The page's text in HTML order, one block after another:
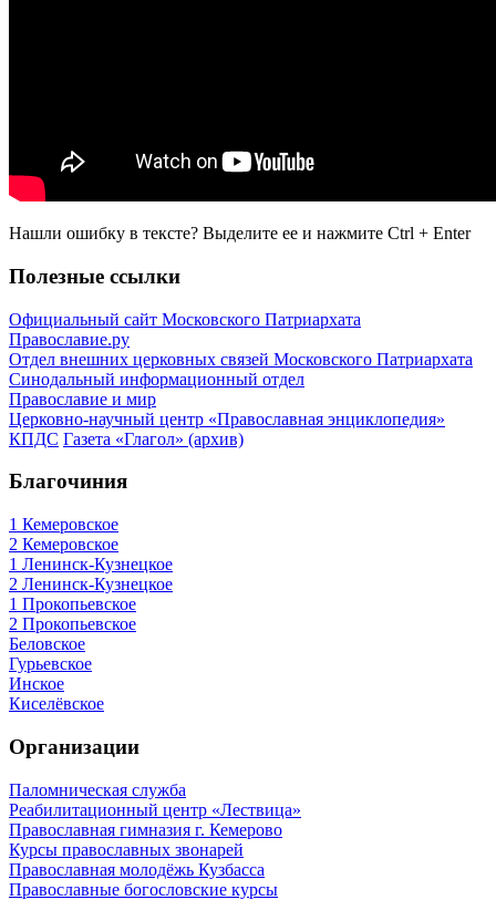
Нашли ошибку в тексте? Выделите ее и нажмите Ctrl + Enter
Полезные ссылки
Официальный сайт Московского Патриархата
Православие.ру
Отдел внешних церковных связей Московского Патриархата
Синодальный информационный отдел
Православие и мир
Церковно-научный центр «Православная энциклопедия»
КПДС Газета «Глагол» (архив)
Благочиния
1 Кемеровское
2 Кемеровское
1 Ленинск-Кузнецкое
2 Ленинск-Кузнецкое
1 Прокопьевское
2 Прокопьевское
Беловское
Гурьевское
Инское
Киселёвское
Организации
Паломническая служба
Реабилитационный центр «Лествица»
Православная гимназия г. Кемерово
Курсы православных звонарей
Православная молодёжь Кузбасса
Православные богословские курсы